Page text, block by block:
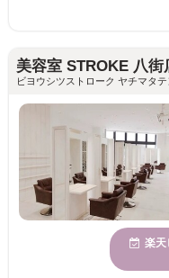
美容室 STROKE 八街
ビヨウシツストローク ヤチマタテ
楽天